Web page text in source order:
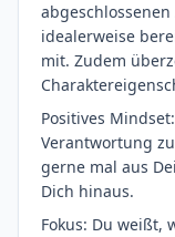
idealerweise
mit. Zudem
Positives
Verantwortung
gerne mal aus
Dich hinaus.
Fokus: Du weißt,